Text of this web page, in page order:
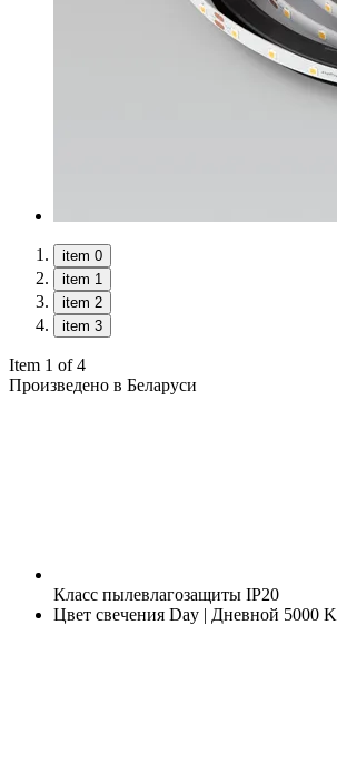
item 0
item 1
item 2
item 3
Item 1 of 4
Произведено в Беларуси
Класс пылевлагозащиты IP20
Цвет свечения Day | Дневной 5000 K